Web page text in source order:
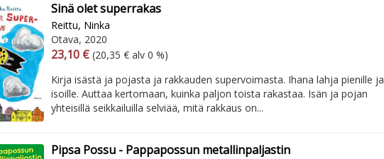
Sinä olet superrakas
Reittu, Ninka
Otava, 2020
Arvonlisäverollinen hinta
23,10 € Arvonlisäveroton hinta
(20,35 € alv 0 %)
Kirja isästä ja pojasta ja rakkauden supervoimasta. Ihana lahja pienille ja
isoille. Auttaa kertomaan, kuinka paljon toista rakastaa. Isän ja pojan
yhteisillä seikkailuilla selviää, mitä rakkaus on...
Pipsa Possu - Pappapossun metallinpaljastin